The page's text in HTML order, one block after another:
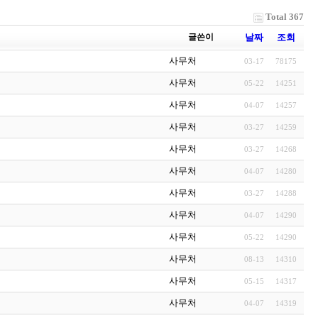
Total 367
글쓴이 날짜 조회
사무처 03-17 78175
사무처 05-22 14251
사무처 04-07 14257
사무처 03-27 14259
사무처 03-27 14268
사무처 04-07 14280
사무처 03-27 14288
사무처 04-07 14290
사무처 05-22 14290
사무처 08-13 14310
사무처 05-15 14317
사무처 04-07 14319